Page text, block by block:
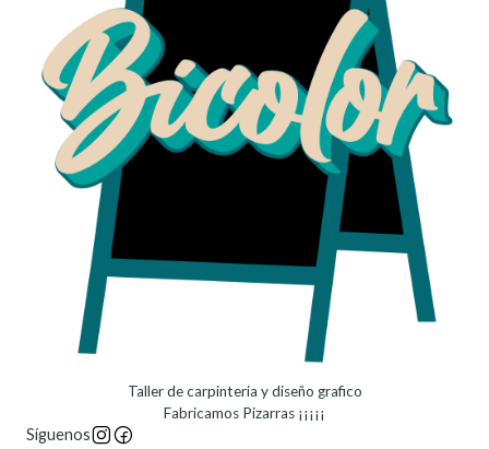
Taller de carpinteria y diseño grafico
Fabricamos Pizarras ¡¡¡¡¡
Síguenos